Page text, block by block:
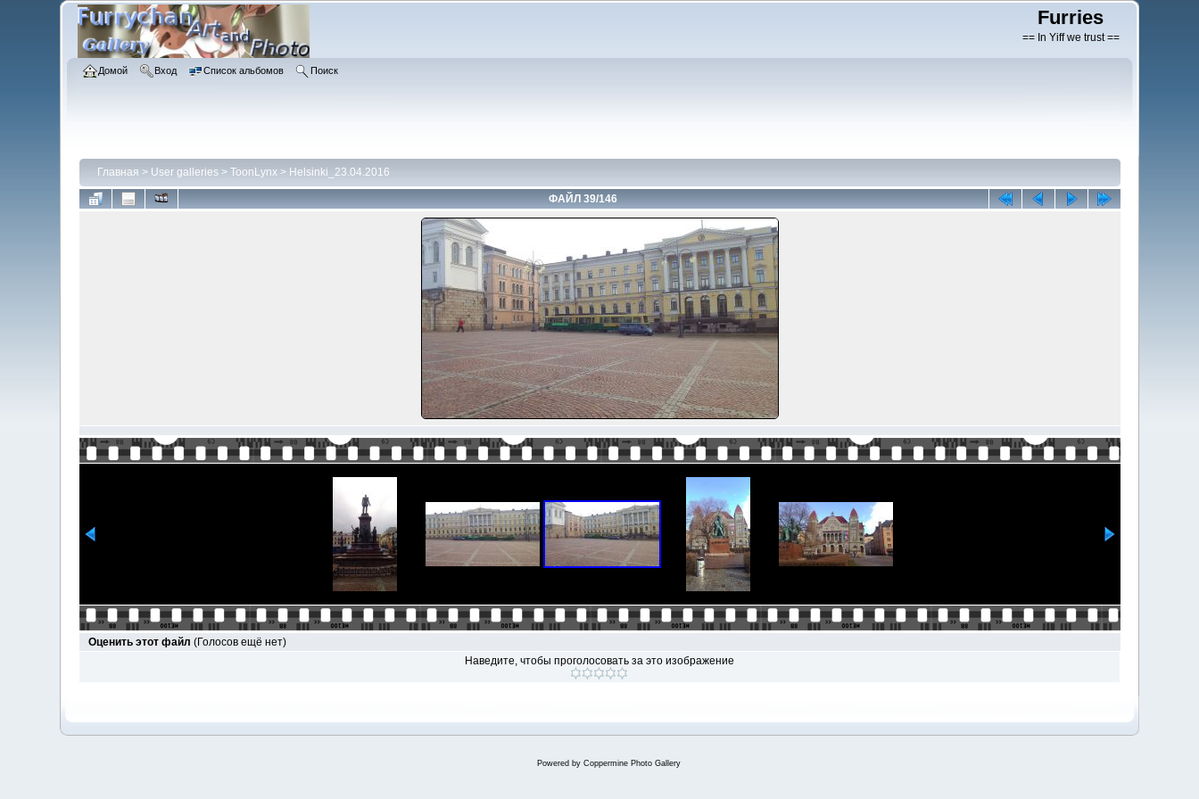
Furries
== In Yiff we trust ==
Домой Вход Список альбомов Поиск
Главная > User galleries> ToonLynx> Helsinki_23.04.2016
ФАЙЛ 39/146
Оценить этот файл (Голосов ещё нет)
Наведите, чтобы проголосовать за это изображение
Powered by Coppermine Photo Gallery